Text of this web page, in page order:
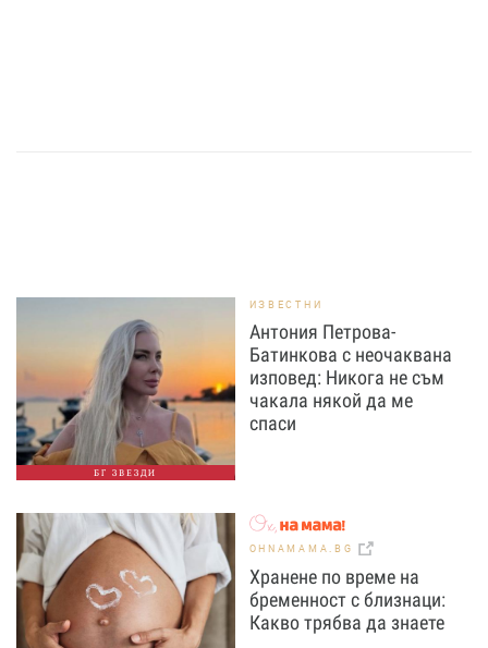
БГ ЗВЕЗДИ
ИЗВЕСТНИ
Антония Петрова-
Батинкова с неочаквана
изповед: Никога не съм
чакала някой да ме
спаси
OHNAMAMA.BG
Хранене по време на
бременност с близнаци:
Какво трябва да знаете